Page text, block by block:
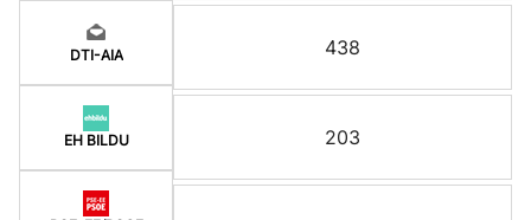
DTI-AIA
EH BILDU
438
203